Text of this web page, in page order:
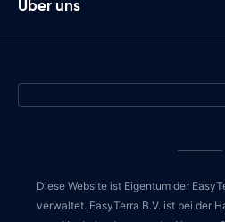
Über uns
Diese Website ist Eigentum der
verwaltet. EasyTerra B.V. ist bei der